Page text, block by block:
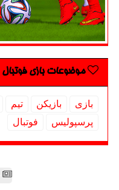
موضوعات بازی فوتبال
بازی بازیكن تیم
پرسپولیس
فوتبال